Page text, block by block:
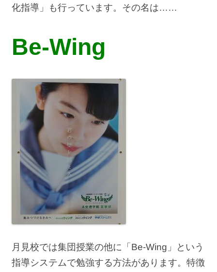
化指導」も行っています。その名は……
Be-Wing
月見校では集団授業の他に「Be-Wing」という
指導システムで勉強する方法があります。特徴